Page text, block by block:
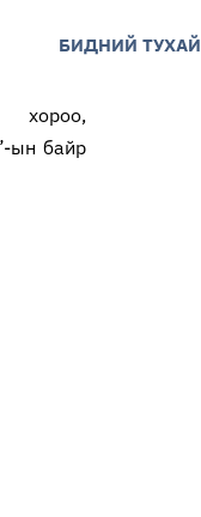
БИДНИЙ ТУХАЙ
хороо,
ын байр